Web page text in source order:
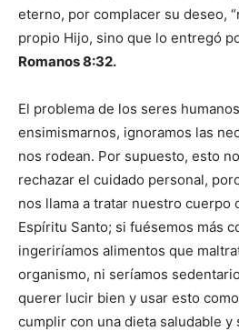
eterno, por complacer su deseo,
propio Hijo, sino que lo entregó
Romanos 8:32.
El problema de los seres
ensimismarnos, ignoramos las
nos rodean. Por supuesto, esto
rechazar el cuidado personal,
nos llama a tratar nuestro cuerpo
Espíritu Santo; si fuésemos más
ingeriríamos alimentos que
organismo, ni seríamos
querer lucir bien y usar esto
cumplir con una dieta saludable y